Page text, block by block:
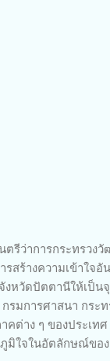
ตรีว่าการกระทรวง
รสร้างความเข้าใจ
งหวัดปัตตานีให้เป็น
รมการศาสนา กระ
คต่าง ๆ ของประเท
มิใจในอัตลักษณ์ขอ